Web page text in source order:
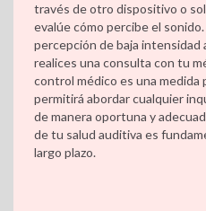
través de otro dispositivo o
evalúe cómo percibe el
percepción de baja intensidad
realices una consulta con tu
control médico es una
permitirá abordar cualquier
de manera oportuna y
de tu salud auditiva es
largo plazo.